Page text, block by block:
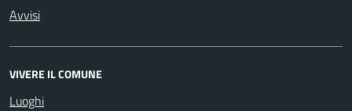
Avvisi
VIVERE IL COMUNE
Luoghi